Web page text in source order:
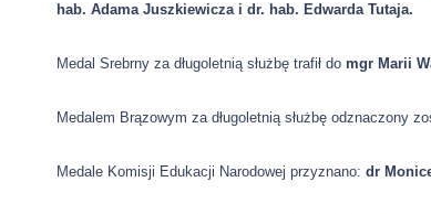
hab. Adama Juszkiewicza i dr. hab. Edwarda Tutaja.
Medal Srebrny za długoletnią służbę trafił domgr Marii
Medalem Brązowym za długoletnią służbę odznaczony
Medale Komisji Edukacji Narodowej przyznano: dr